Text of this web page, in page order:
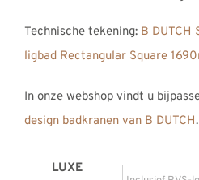
Technische tekening: B DUTCH
ligbad Rectangular Square
In onze webshop vindt u
design badkranen van B DUTCH.
LUXE